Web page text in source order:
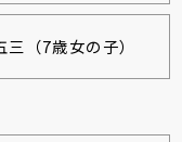
三（7歳女の子）